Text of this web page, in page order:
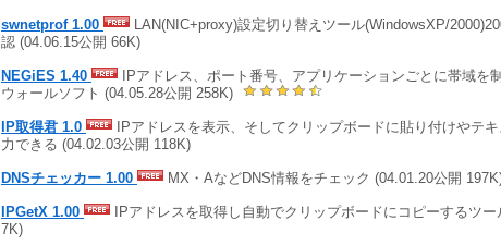
swnetprof 1.00
LAN(NIC+proxy)設定切り替えツール(WindowsXP/
認 (04.06.15公開 66K)
NEGiES 1.40
IPアドレス、ポート番号、アプリケーションごとに帯域を
ウォールソフト (04.05.28公開 258K)
IP取得君 1.0
IPアドレスを表示、そしてクリップボードに貼り付けやテ
力できる (04.02.03公開 118K)
DNSチェッカー 1.00 MX・AなどDNS情報をチェック (04.01.20公開
IPGetX 1.00
IPアドレスを取得し自動でクリップボードにコピーするツー
7K)